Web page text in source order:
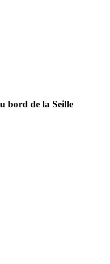
bord de la Seille